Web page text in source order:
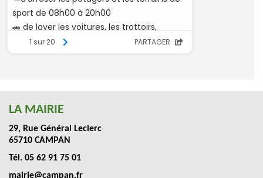
LA MAIRIE
29, Rue Général Leclerc
65710 CAMPAN
Tél. 05 62 91 75 01
mairie@campan.fr